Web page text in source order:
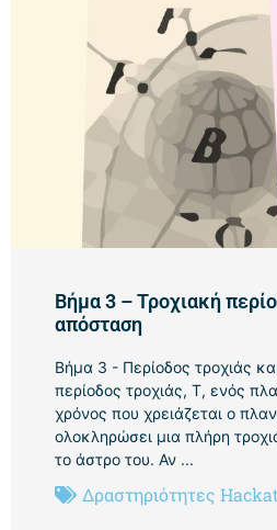
Βήμα 3 – Τροχιακή
απόσταση
Βήμα 3 - Περίοδος τροχιάς
περίοδος τροχιάς, Τ, ενός
χρόνος που χρειάζεται ο
ολοκληρώσει μια πλήρη
το άστρο του. Αν ...
Δραστηριότητες